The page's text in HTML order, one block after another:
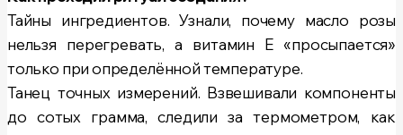
Тайны ингредиентов. Узнали, почему масло розы
нельзя перегревать, а витамин Е «просыпается»
только при определённой температуре.
Танец точных измерений. Взвешивали компоненты
до сотых грамма, следили за термометром, как